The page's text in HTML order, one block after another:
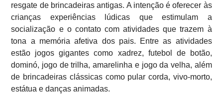
resgate de brincadeiras antigas. A intenção é oferecer às
crianças experiências lúdicas que estimulam a
socialização e o contato com atividades que trazem à
tona a memória afetiva dos pais. Entre as atividades
estão jogos gigantes como xadrez, futebol de botão,
dominó, jogo de trilha, amarelinha e jogo da velha, além
de brincadeiras clássicas como pular corda, vivo-morto,
estátua e danças animadas.